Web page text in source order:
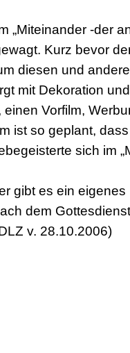
„Miteinander -der
Kurz bevor
diesen und
mit Dekoration
einen Vorfilm,
ist so geplant,
sich im
gibt es ein
dem
v. 28.10.2006)